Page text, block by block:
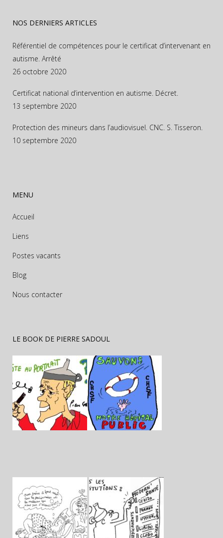
NOS DERNIERS ARTICLES
Référentiel de compétences pour le certificat d’intervenant en
autisme. Arrêté
26 octobre 2020
Certificat national d’intervention en autisme. Décret.
13 septembre 2020
Protection des mineurs dans l’audiovisuel. CNC. S. Tisseron.
10 septembre 2020
MENU
Accueil
Liens
Postes vacants
Blog
Nous contacter
LE BOOK DE PIERRE SADOUL